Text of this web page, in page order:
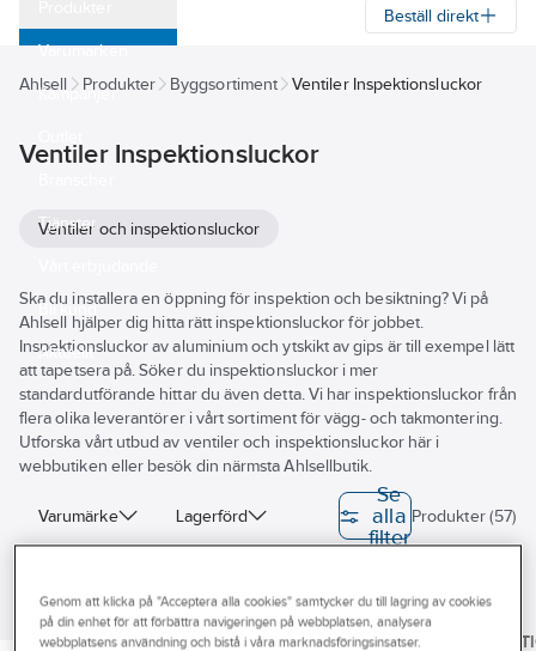
Varumärken
Kampanjer
Tjänster
Bli kund
Aktuellt
Beställ direkt
Ahlsell Produkter Byggsortiment Ventiler Inspektionsluckor
Ventiler Inspektionsluckor
Ventiler och inspektionsluckor
Ska du installera en öppning för inspektion och besiktning? Vi på
Ahlsell hjälper dig hitta rätt inspektionsluckor för jobbet.
Inspektionsluckor av aluminium och ytskikt av gips är till exempel lätt
att tapetsera på. Söker du inspektionsluckor i mer
standardutförande hittar du även detta. Vi har inspektionsluckor från
flera olika leverantörer i vårt sortiment för vägg- och takmontering.
Utforska vårt utbud av ventiler och inspektionsluckor här i
webbutiken eller besök din närmsta Ahlsellbutik.
Varumärke Lagerförd
Sunda hus BASTA
Se
alla
filter
Produkter (57)
Inspektionslucka
VOKES AIR
Luftfilter för
Klämmor
A-
Genom att klicka på "Acceptera alla cookies" samtycker du till lagring av cookies
på din enhet för att förbättra navigeringen på webbplatsen, analysera
webbplatsens användning och bistå i våra marknadsföringsinsatser.